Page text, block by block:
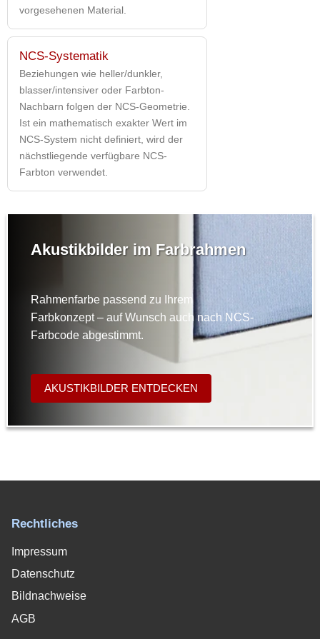
vorgesehenen Material.
NCS-Systematik
Beziehungen wie heller/dunkler,
blasser/intensiver oder Farbton-
Nachbarn folgen der NCS-Geometrie.
Ist ein mathematisch exakter Wert im
NCS-System nicht definiert, wird der
nächstliegende verfügbare NCS-
Farbton verwendet.
Akustikbilder im Farbrahmen
Rahmenfarbe passend zu Ihrem
Farbkonzept – auf Wunsch auch nach NCS-
Farbcode abgestimmt.
AKUSTIKBILDER ENTDECKEN
Rechtliches
Impressum
Datenschutz
Bildnachweise
AGB